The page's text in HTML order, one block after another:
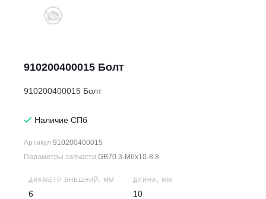
910200400015 Болт
910200400015 Болт
Наличие СПб
Артикул 910200400015
Параметры запчасти GB70.3-M6x10-8.8
ДИАМЕТР ВНЕШНИЙ, ММ
6
ДЛИНА, ММ
10